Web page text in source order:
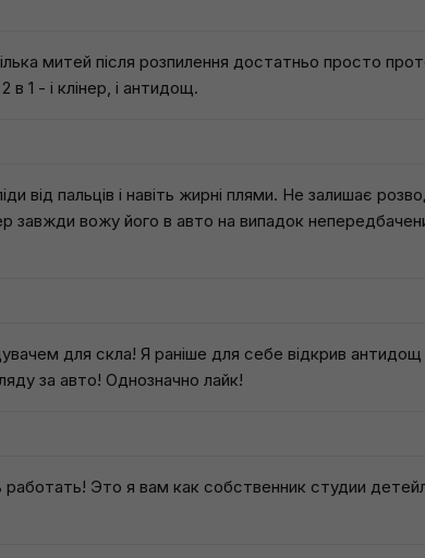
митей після розпилення достатньо просто
1 - і клінер, і антидощ.
від пальців і навіть жирні плями. Не залишає
вожу його в авто на випадок
для скла! Я раніше для себе відкрив антидощ
за авто! Однозначно лайк!
Это я вам как собственник студии